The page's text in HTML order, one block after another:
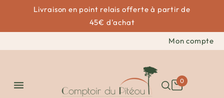
Livraison en point relais offerte à partir de
45€ d'achat
Mon compte
 0